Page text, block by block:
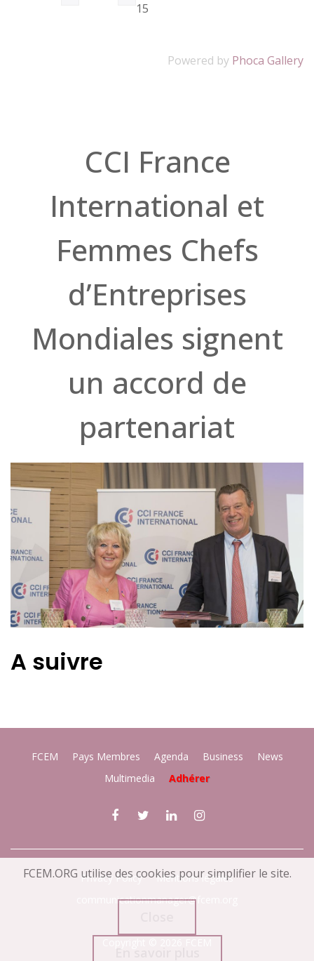
15
Powered by Phoca Gallery
CCI France
International et
Femmes Chefs
d’Entreprises
Mondiales signent
un accord de
partenariat
A suivre
FCEM Pays Membres Agenda Business
News
Multimedia
Adhérer
Privacy Policy
Mentions légales
communicationmanager@fcem.org
FCEM.ORG utilise des cookies pour simplifier le site.
En savoir plus